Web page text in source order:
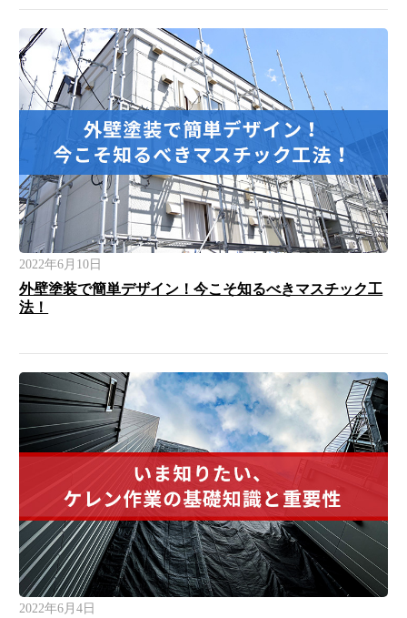
2022年6月10日
外壁塗装で簡単デザイン！今こそ知るべきマスチック工
法！
2022年6月4日